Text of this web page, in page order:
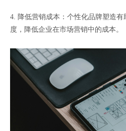
4. 降低营销成本：个性化品牌塑造
度，降低企业在市场营销中的成本。